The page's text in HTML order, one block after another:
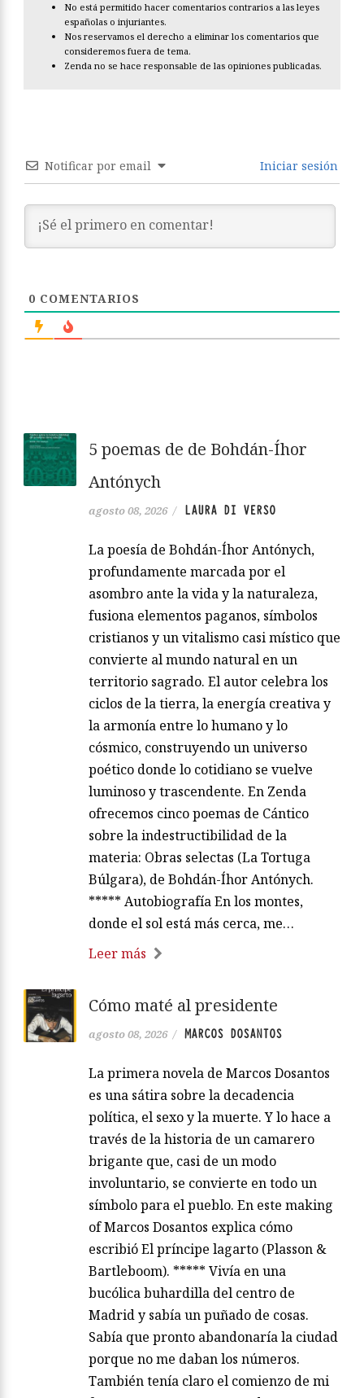
No está permitido hacer comentarios contrarios a las leyes
españolas o injuriantes.
Nos reservamos el derecho a eliminar los comentarios que
consideremos fuera de tema.
Zenda no se hace responsable de las opiniones publicadas.
Notificar por email Iniciar sesión
0 COMENTARIOS
5 poemas de de Bohdán-Íhor
Antónych
agosto 08, 2026 / LAURA DI VERSO
La poesía de Bohdán-Íhor Antónych,
profundamente marcada por el
asombro ante la vida y la naturaleza,
fusiona elementos paganos, símbolos
cristianos y un vitalismo casi místico que
convierte al mundo natural en un
territorio sagrado. El autor celebra los
ciclos de la tierra, la energía creativa y
la armonía entre lo humano y lo
cósmico, construyendo un universo
poético donde lo cotidiano se vuelve
luminoso y trascendente. En Zenda
ofrecemos cinco poemas de Cántico
sobre la indestructibilidad de la
materia: Obras selectas (La Tortuga
Búlgara), de Bohdán-Íhor Antónych.
***** Autobiografía En los montes,
donde el sol está más cerca, me…
Leer más
Cómo maté al presidente
agosto 08, 2026 / MARCOS DOSANTOS
La primera novela de Marcos Dosantos
es una sátira sobre la decadencia
política, el sexo y la muerte. Y lo hace a
través de la historia de un camarero
brigante que, casi de un modo
involuntario, se convierte en todo un
símbolo para el pueblo. En este making
of Marcos Dosantos explica cómo
escribió El príncipe lagarto (Plasson &
Bartleboom). ***** Vivía en una
bucólica buhardilla del centro de
Madrid y sabía un puñado de cosas.
Sabía que pronto abandonaría la ciudad
porque no me daban los números.
También tenía claro el comienzo de mi